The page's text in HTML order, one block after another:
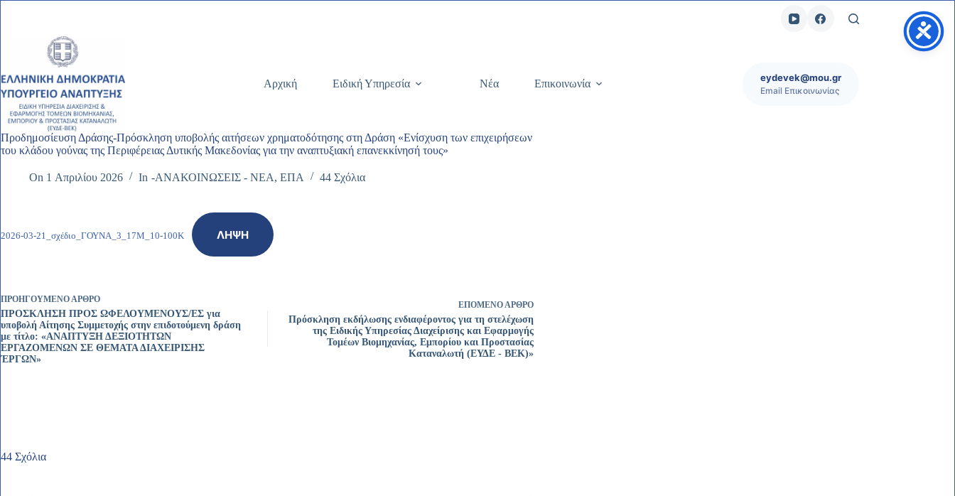
Αρχική Ειδική Υπηρεσία Νέα Επικοινωνία
eydevek@mou.gr
Email Επικοινωνίας
Προδημοσίευση Δράσης-Πρόσκληση υποβολής αιτήσεων χρηματοδότησης στη Δράση «Ενίσχυση των επιχειρήσεων
του κλάδου γούνας της Περιφέρειας Δυτικής Μακεδονίας για την αναπτυξιακή επανεκκίνησή τους»
On 1 Απριλίου 2026 In -ΑΝΑΚΟΙΝΩΣΕΙΣ - ΝΕΑ, ΕΠΑ 44 Σχόλια
2026-03-21_σχέδιο_ΓΟΥΝΑ_3_17Μ_10-100Κ ΛΉΨΗ
ΠΡΟΗΓΟΎΜΕΝΟΆΡΘΡΟ
ΠΡΟΣΚΛΗΣΗ ΠΡΟΣ ΩΦΕΛΟΥΜΕΝΟΥΣ/ΕΣ για
υποβολή Αίτησης Συμμετοχής στην επιδοτούμενη δράση
με τίτλο: «ΑΝAΠΤΥΞΗ ΔΕΞΙΟΤHΤΩΝ
ΕΡΓΑΖΟΜEΝΩΝ ΣΕ ΘEΜΑΤΑ ΔΙΑΧΕIΡΙΣΗΣ
ΈΡΓΩΝ»
ΕΠΌΜΕΝΟΆΡΘΡΟ
Πρόσκληση εκδήλωσης ενδιαφέροντος για τη στελέχωση
της Ειδικής Υπηρεσίας Διαχείρισης και Εφαρμογής
Τομέων Βιομηχανίας, Εμπορίου και Προστασίας
Καταναλωτή (ΕΥΔΕ - ΒΕΚ)»
44 Σχόλια